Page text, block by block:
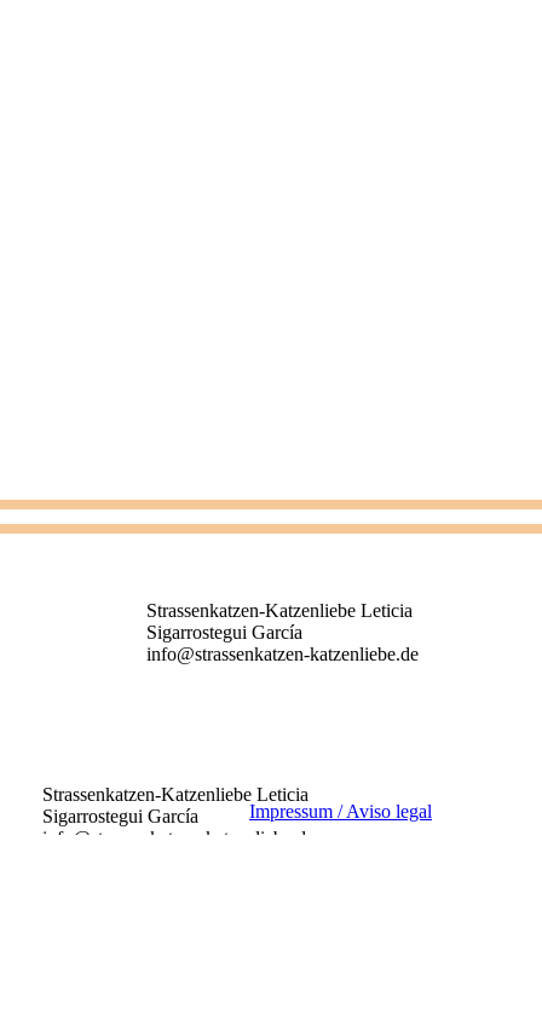
Impressum / Aviso legal
Strassenkatzen-Katzenliebe Leticia
Sigarrostegui García
info@strassenkatzen-katzenliebe.de
Strassenkatzen-Katzenliebe Leticia
Sigarrostegui García
info@strassenkatzen-katzenliebe.de